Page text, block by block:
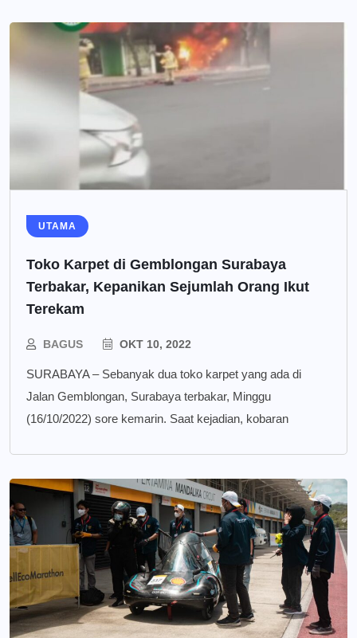
UTAMA
Toko Karpet di Gemblongan Surabaya
Terbakar, Kepanikan Sejumlah Orang Ikut
Terekam
BAGUS OKT 10, 2022
SURABAYA – Sebanyak dua toko karpet yang ada di
Jalan Gemblongan, Surabaya terbakar, Minggu
(16/10/2022) sore kemarin. Saat kejadian, kobaran